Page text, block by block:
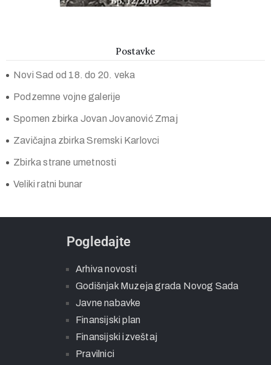
Postavke
Novi Sad od 18. do 20. veka
Podzemne vojne galerije
Spomen zbirka Jovan Jovanović Zmaj
Zavičajna zbirka Sremski Karlovci
Zbirka strane umetnosti
Veliki ratni bunar
Pogledajte
Arhiva novosti
Godišnjak Muzeja grada Novog Sada
Javne nabavke
Finansijski plan
Finansijski izveštaj
Pravilnici